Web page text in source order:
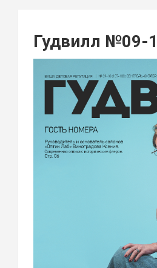
Гудвилл №09-